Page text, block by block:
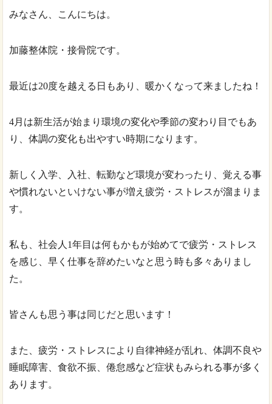
みなさん、こんにちは。
加藤整体院・接骨院です。
最近は20度を越える日もあり、暖かくなって来ましたね！
4月は新生活が始まり環境の変化や季節の変わり目でもあ
り、体調の変化も出やすい時期になります。
新しく入学、入社、転勤など環境が変わったり、覚える事
や慣れないといけない事が増え疲労・ストレスが溜まりま
す。
私も、社会人1年目は何もかもが始めてで疲労・ストレス
を感じ、早く仕事を辞めたいなと思う時も多々ありまし
た。
皆さんも思う事は同じだと思います！
また、疲労・ストレスにより自律神経が乱れ、体調不良や
睡眠障害、食欲不振、倦怠感など症状もみられる事が多く
あります。